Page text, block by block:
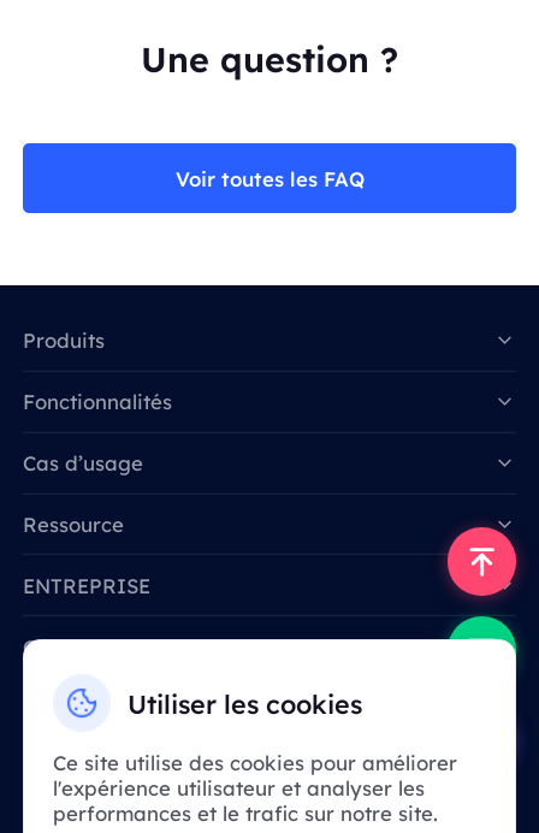
Une question ?
Voir toutes les FAQ
Utiliser les cookies
Ce site utilise des cookies pour améliorer
l'expérience utilisateur et analyser les
performances et le trafic sur notre site.
Produits
Fonctionnalités
Cas d’usage
Ressource
ENTREPRISE
Contactez-nous
Email: support@smartproxy.org
Français